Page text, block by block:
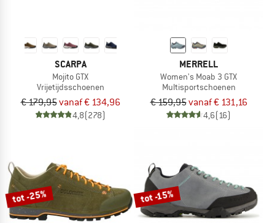
SCARPA
Mojito GTX
Vrijetijdsschoenen
€ 179,95vanaf € 134,96
4,8(278)
MERRELL
Women's Moab 3 GTX
Multisportschoenen
€ 159,95vanaf € 131,16
4,6(16)
tot -25% tot -15%